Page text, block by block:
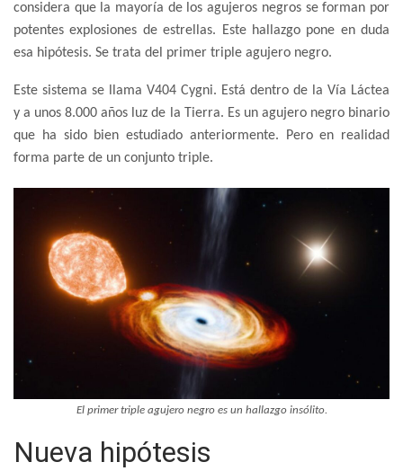
considera que la mayoría de los agujeros negros se forman por
potentes explosiones de estrellas. Este hallazgo pone en duda
esa hipótesis. Se trata del primer triple agujero negro.
Este sistema se llama V404 Cygni. Está dentro de la Vía Láctea
y a unos 8.000 años luz de la Tierra. Es un agujero negro binario
que ha sido bien estudiado anteriormente. Pero en realidad
forma parte de un conjunto triple.
El primer triple agujero negro es un hallazgo insólito.
Nueva hipótesis